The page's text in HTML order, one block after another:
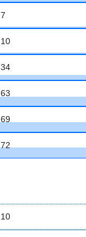
7
10
34
63
69
72
10